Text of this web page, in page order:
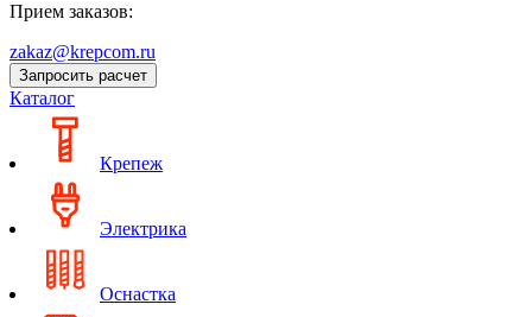
Прием заказов:
zakaz@krepcom.ru
Запросить расчет
Каталог
Крепеж
Электрика
Оснастка